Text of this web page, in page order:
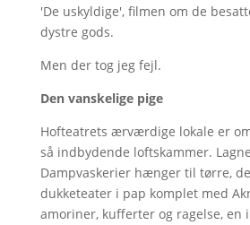
'De uskyldige', filmen om de
dystre gods.
Men der tog jeg fejl.
Den vanskelige pige
Hofteatrets ærværdige lokale er
så indbydende loftskammer.
Dampvaskerier hænger til tørre,
dukketeater i pap komplet med
amoriner, kufferter og ragelse, en